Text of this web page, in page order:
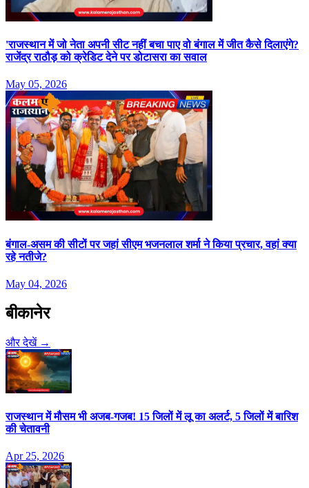
'राजस्थान में जो नेता अपनी सीट नहीं बचा पाए वो बंगाल में जीत कैसे दिलाएंगे?
राजेंद्र राठौड़ को क्रेडिट देने पर डोटासरा का सवाल
May 05, 2026
बंगाल-असम की सीटों पर जहां सीएम भजनलाल शर्मा ने किया प्रचार, वहां क्या
रहे नतीजे?
May 04, 2026
बीकानेर
और देखें →
राजस्थान में मौसम भी अजब-गजब! 15 जिलों में लू का अलर्ट, 5 जिलों में बारिश
की चेतावनी
Apr 25, 2026